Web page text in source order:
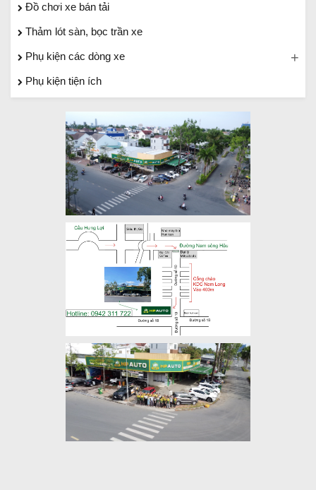
Đồ chơi xe bán tải
Thảm lót sàn, bọc trần xe
Phụ kiện các dòng xe
Phụ kiện tiện ích